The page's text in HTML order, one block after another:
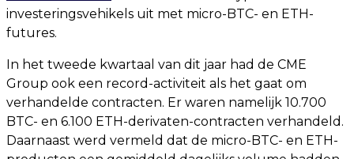
investeringsvehikels uit met micro-BTC- en ETH-
futures.
In het tweede kwartaal van dit jaar had de CME
Group ook een record-activiteit als het gaat om
verhandelde contracten. Er waren namelijk 10.700
BTC- en 6.100 ETH-derivaten-contracten verhandeld.
Daarnaast werd vermeld dat de micro-BTC- en ETH-